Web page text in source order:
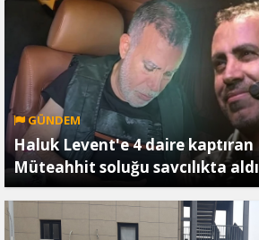
GÜNDEM
Haluk Levent'e 4 daire kaptıran
Müteahhit soluğu savcılıkta aldı